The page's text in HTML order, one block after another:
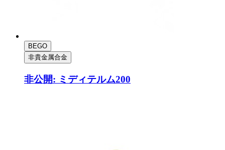
BEGO
非貴金属合金
非公開: ミディテルム200